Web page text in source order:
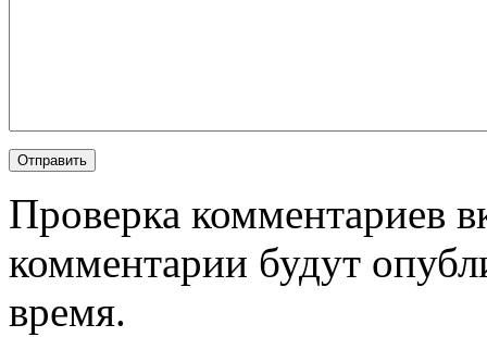
Проверка комментариев
комментарии будут
время.